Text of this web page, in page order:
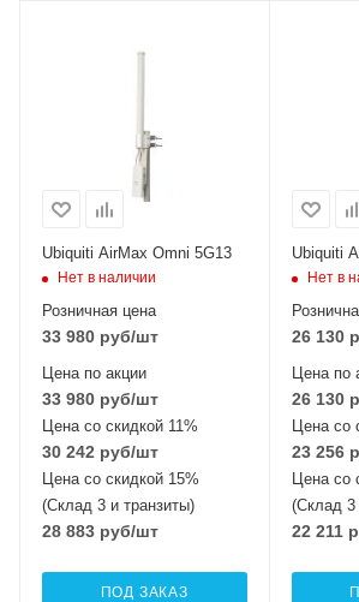
Ubiquiti AirMax Omni 5G13
Нет в наличии
Розничная цена
33 980 руб/шт
Цена по акции
33 980 руб/шт
Цена со скидкой 11%
30 242 руб/шт
Цена со скидкой 15%
(Склад 3 и транзиты)
28 883 руб/шт
ПОД ЗАКАЗ
Ubiquiti
Нет в
26 130
Цена по
26 130
Цена со
23 256
Цена со
(Склад 3
22 211